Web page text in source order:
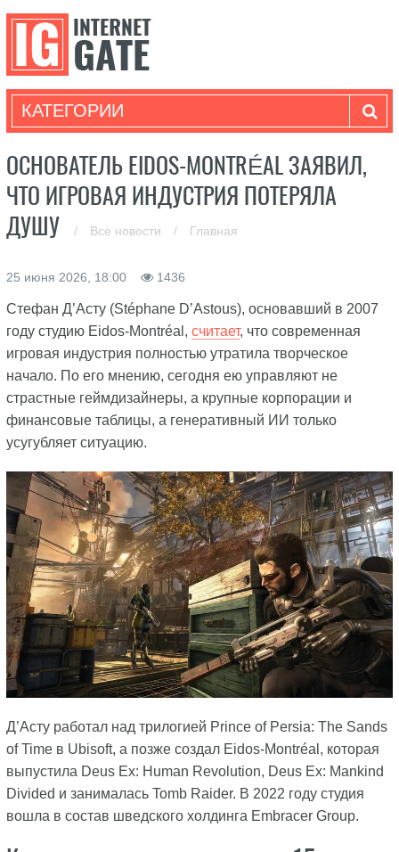
КАТЕГОРИИ
ОСНОВАТЕЛЬ EIDOS-MONTRÉAL ЗАЯВИЛ,
ЧТО ИГРОВАЯ ИНДУСТРИЯ ПОТЕРЯЛА
ДУШУ
/ Все новости / Главная
25 июня 2026, 18:00 1436
Стефан Д’Асту (Stéphane D’Astous), основавший в 2007
году студию Eidos-Montréal, считает, что современная
игровая индустрия полностью утратила творческое
начало. По его мнению, сегодня ею управляют не
страстные геймдизайнеры, а крупные корпорации и
финансовые таблицы, а генеративный ИИ только
усугубляет ситуацию.
Д’Асту работал над трилогией Prince of Persia: The Sands
of Time в Ubisoft, а позже создал Eidos-Montréal, которая
выпустила Deus Ex: Human Revolution, Deus Ex: Mankind
Divided и занималась Tomb Raider. В 2022 году студия
вошла в состав шведского холдинга Embracer Group.